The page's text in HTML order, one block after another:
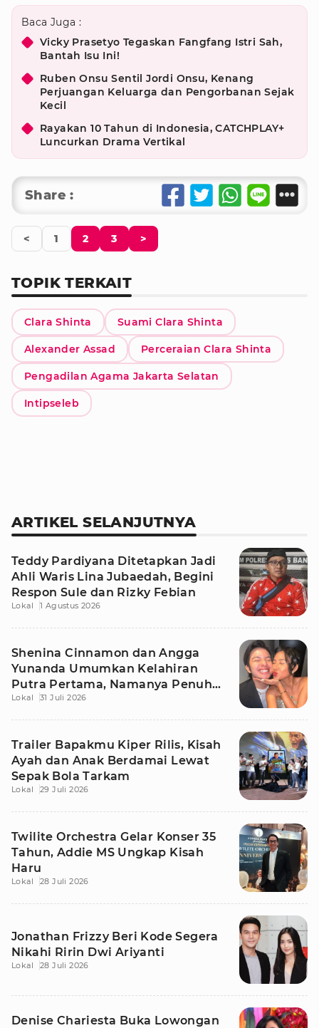
Baca Juga :
Vicky Prasetyo Tegaskan Fangfang Istri Sah,
Bantah Isu Ini!
Ruben Onsu Sentil Jordi Onsu, Kenang
Perjuangan Keluarga dan Pengorbanan Sejak
Kecil
Rayakan 10 Tahun di Indonesia, CATCHPLAY+
Luncurkan Drama Vertikal
Share :
< 1 2 3 >
TOPIK TERKAIT
Clara Shinta Suami Clara Shinta
Alexander Assad Perceraian Clara Shinta
Pengadilan Agama Jakarta Selatan
Intipseleb
ARTIKEL SELANJUTNYA
Teddy Pardiyana Ditetapkan Jadi
Ahli Waris Lina Jubaedah, Begini
Respon Sule dan Rizky Febian
Lokal 1 Agustus 2026
Shenina Cinnamon dan Angga
Yunanda Umumkan Kelahiran
Putra Pertama, Namanya Penuh
Makna
Lokal 31 Juli 2026
Trailer Bapakmu Kiper Rilis, Kisah
Ayah dan Anak Berdamai Lewat
Sepak Bola Tarkam
Lokal 29 Juli 2026
Twilite Orchestra Gelar Konser 35
Tahun, Addie MS Ungkap Kisah
Haru
Lokal 28 Juli 2026
Jonathan Frizzy Beri Kode Segera
Nikahi Ririn Dwi Ariyanti
Lokal 28 Juli 2026
Denise Chariesta Buka Lowongan